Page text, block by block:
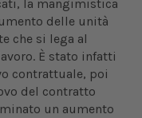
la mangimistica
delle unità
che si lega al
È stato infatti
contrattuale, poi
del contratto
un aumento